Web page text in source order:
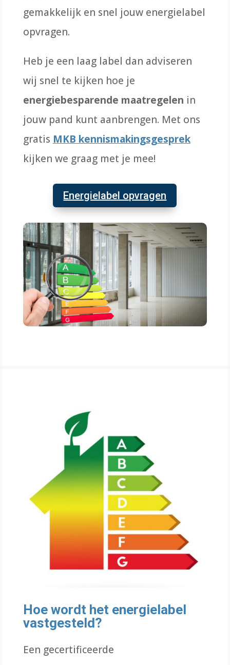
gemakkelijk en snel jouw energielabel
opvragen.
Heb je een laag label dan adviseren
wij snel te kijken hoe je
energiebesparende maatregelen in
jouw pand kunt aanbrengen. Met ons
gratis MKB kennismakingsgesprek
kijken we graag met je mee!
Energielabel opvragen
Hoe wordt het energielabel
vastgesteld?
Een gecertificeerde